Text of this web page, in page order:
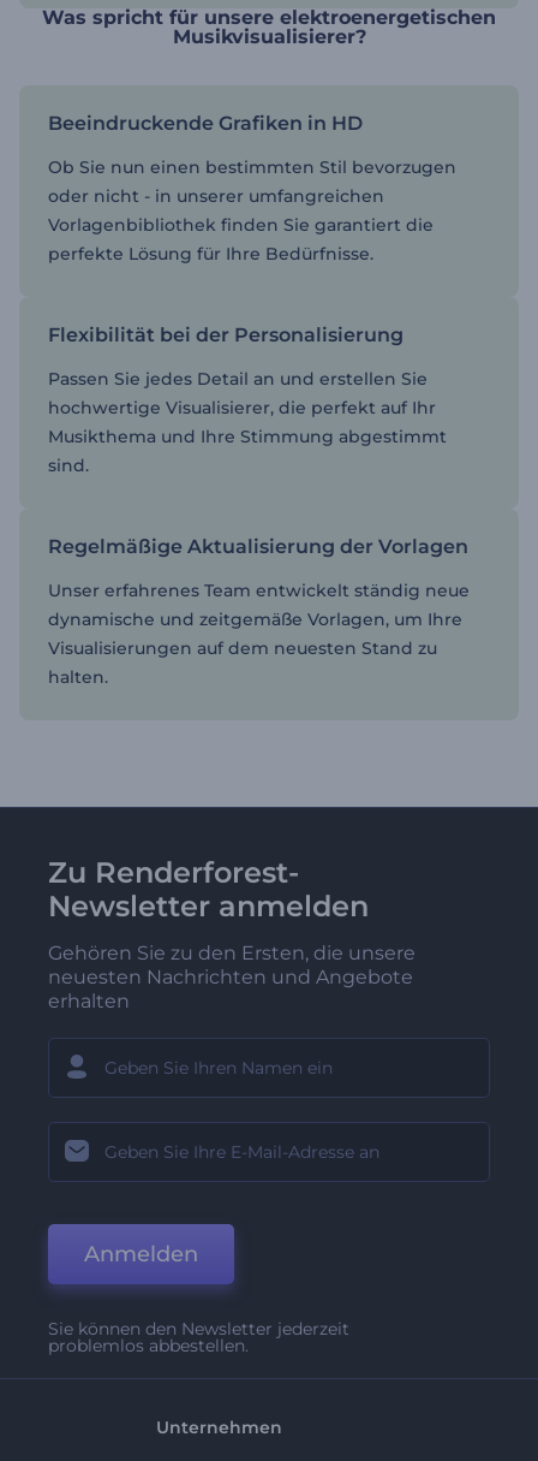
Was spricht für unsere elektroenergetischen
Musikvisualisierer?
Beeindruckende Grafiken in HD
Ob Sie nun einen bestimmten Stil bevorzugen
oder nicht - in unserer umfangreichen
Vorlagenbibliothek finden Sie garantiert die
perfekte Lösung für Ihre Bedürfnisse.
Flexibilität bei der Personalisierung
Passen Sie jedes Detail an und erstellen Sie
hochwertige Visualisierer, die perfekt auf Ihr
Musikthema und Ihre Stimmung abgestimmt
sind.
Regelmäßige Aktualisierung der Vorlagen
Unser erfahrenes Team entwickelt ständig neue
dynamische und zeitgemäße Vorlagen, um Ihre
Visualisierungen auf dem neuesten Stand zu
halten.
Zu Renderforest-
Newsletter anmelden
Gehören Sie zu den Ersten, die unsere
neuesten Nachrichten und Angebote
erhalten
Anmelden
Sie können den Newsletter jederzeit
problemlos abbestellen.
Unternehmen